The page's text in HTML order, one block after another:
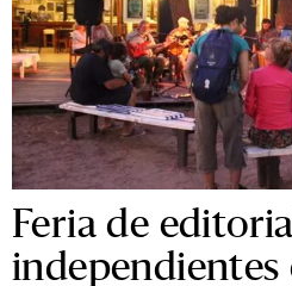
Feria de